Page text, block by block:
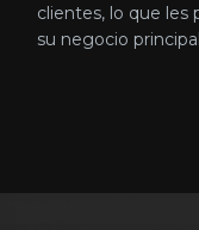
clientes, lo que
su negocio